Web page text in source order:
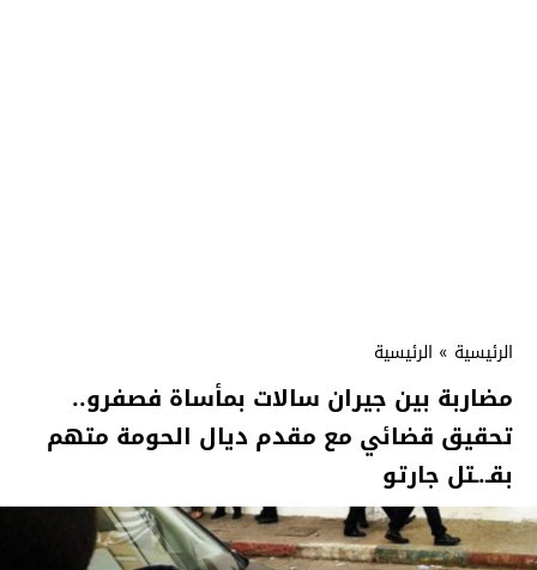
الرئيسية » الرئيسية
مضاربة بين جيران سالات بمأساة فصفرو..
تحقيق قضائي مع مقدم ديال الحومة متهم
بقـ.ـتل جارتو